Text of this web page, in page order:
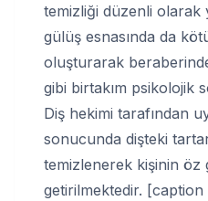
temizliği düzenli olarak
gülüş esnasında da
oluşturarak
gibi birtakım psikolojik
Diş hekimi tarafından
sonucunda dişteki
temizlenerek kişinin öz
getirilmektedir.